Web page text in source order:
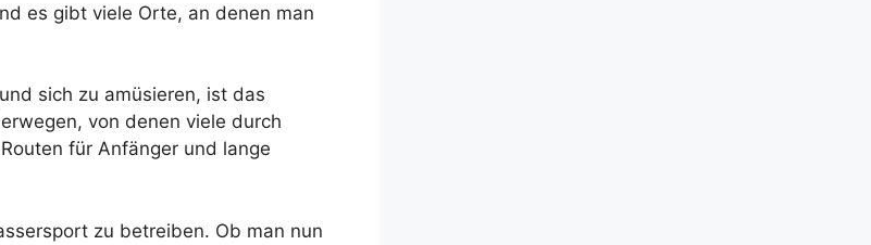
es gibt viele Orte, an denen man
sich zu amüsieren, ist das
von denen viele durch
für Anfänger und lange
zu betreiben. Ob man nun